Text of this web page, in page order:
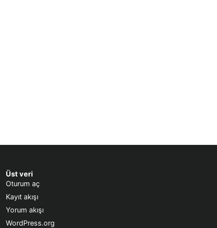
Üst veri
Oturum aç
Kayıt akışı
Yorum akışı
WordPress.org